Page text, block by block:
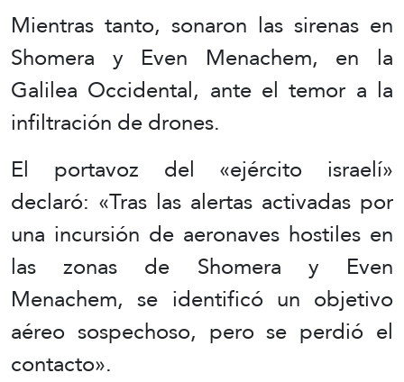
Mientras tanto, sonaron las sirenas en
Shomera y Even Menachem, en la
Galilea Occidental, ante el temor a la
infiltración de drones.
El portavoz del «ejército israelí»
declaró: «Tras las alertas activadas por
una incursión de aeronaves hostiles en
las zonas de Shomera y Even
Menachem, se identificó un objetivo
aéreo sospechoso, pero se perdió el
contacto».